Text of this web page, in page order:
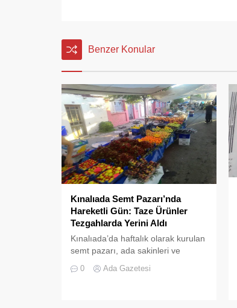
Benzer Konular
Kınalıada Semt Pazarı’nda
Hareketli Gün: Taze Ürünler
Tezgahlarda Yerini Aldı
Kınalıada’da haftalık olarak kurulan
semt pazarı, ada sakinleri ve
zamanki canlılığına ulaştı.
0 Ada Gazetesi